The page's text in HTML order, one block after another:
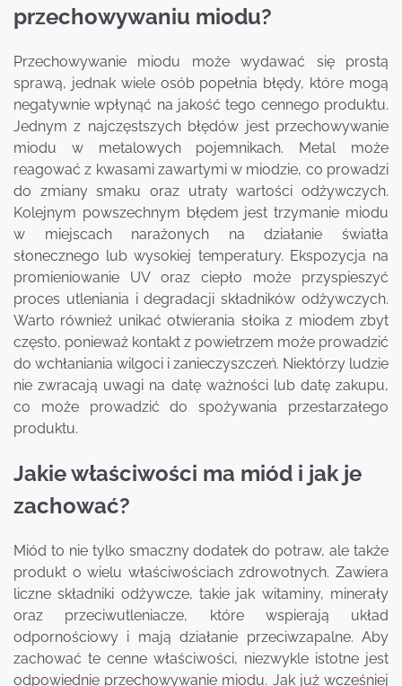
przechowywaniu miodu?
Przechowywanie miodu może wydawać się prostą
sprawą, jednak wiele osób popełnia błędy, które mogą
negatywnie wpłynąć na jakość tego cennego produktu.
Jednym z najczęstszych błędów jest przechowywanie
miodu w metalowych pojemnikach. Metal może
reagować z kwasami zawartymi w miodzie, co prowadzi
do zmiany smaku oraz utraty wartości odżywczych.
Kolejnym powszechnym błędem jest trzymanie miodu
w miejscach narażonych na działanie światła
słonecznego lub wysokiej temperatury. Ekspozycja na
promieniowanie UV oraz ciepło może przyspieszyć
proces utleniania i degradacji składników odżywczych.
Warto również unikać otwierania słoika z miodem zbyt
często, ponieważ kontakt z powietrzem może prowadzić
do wchłaniania wilgoci i zanieczyszczeń. Niektórzy ludzie
nie zwracają uwagi na datę ważności lub datę zakupu,
co może prowadzić do spożywania przestarzałego
produktu.
Jakie właściwości ma miód i jak je
zachować?
Miód to nie tylko smaczny dodatek do potraw, ale także
produkt o wielu właściwościach zdrowotnych. Zawiera
liczne składniki odżywcze, takie jak witaminy, minerały
oraz przeciwutleniacze, które wspierają układ
odpornościowy i mają działanie przeciwzapalne. Aby
zachować te cenne właściwości, niezwykle istotne jest
odpowiednie przechowywanie miodu. Jak już wcześniej